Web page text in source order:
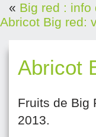
« Big red : info
Abricot Big red:
Abricot
Fruits de Big
2013.